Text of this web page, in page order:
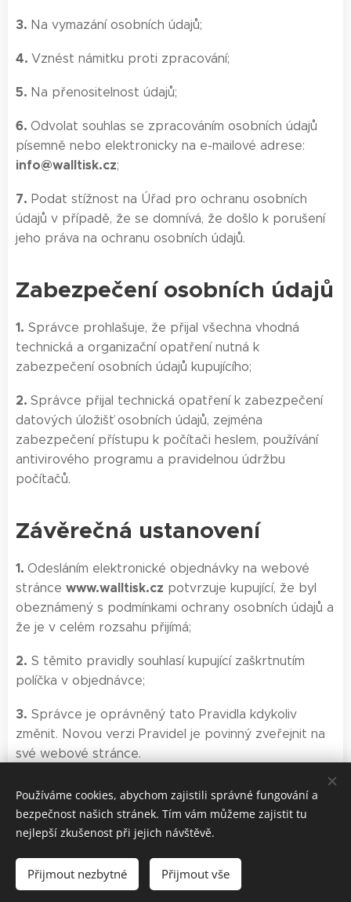
3. Na vymazání osobních údajů;
4. Vznést námitku proti zpracování;
5. Na přenositelnost údajů;
6. Odvolat souhlas se zpracováním osobních údajů
písemně nebo elektronicky na e-mailové adrese:
info@walltisk.cz;
7. Podat stížnost na Úřad pro ochranu osobních
údajů v případě, že se domnívá, že došlo k porušení
jeho práva na ochranu osobních údajů.
Zabezpečení osobních údajů
1. Správce prohlašuje, že přijal všechna vhodná
technická a organizační opatření nutná k
zabezpečení osobních údajů kupujícího;
2. Správce přijal technická opatření k zabezpečení
datových úložišť osobních údajů, zejména
zabezpečení přístupu k počítači heslem, používání
antivirového programu a pravidelnou údržbu
počítačů.
Závěrečná ustanovení
1. Odesláním elektronické objednávky na webové
stránce www.walltisk.cz potvrzuje kupující, že byl
obeznámený s podmínkami ochrany osobních údajů a
že je v celém rozsahu přijímá;
2. S těmito pravidly souhlasí kupující zaškrtnutím
políčka v objednávce;
3. Správce je oprávněný tato Pravidla kdykoliv
změnit. Novou verzi Pravidel je povinný zveřejnit na
své webové stránce.
Tato Pravidla vstupují v platnost 19.5.2022
Vytvořeno službou Webnode Cookies
Používáme cookies, abychom zajistili správné fungování a
bezpečnost našich stránek. Tím vám můžeme zajistit tu
nejlepší zkušenost při jejich návštěvě.
Přijmout nezbytné Přijmout vše